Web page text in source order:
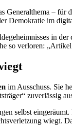
–
Demokratie im
in
so verloren:
im Ausschuss. Sie
zuverlässig
selbst
wiegt.